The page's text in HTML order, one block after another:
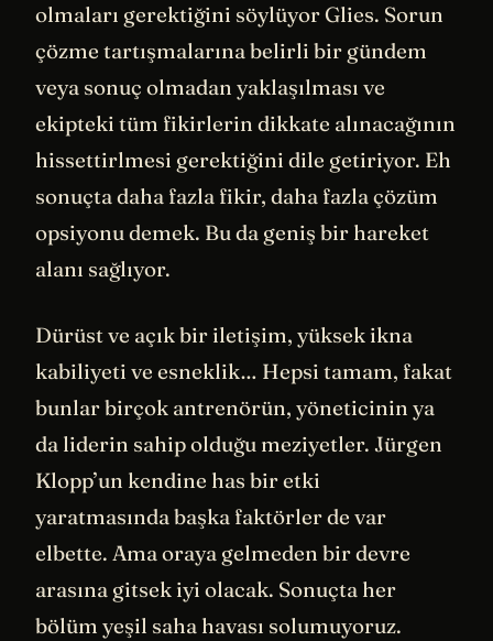
olmaları gerektiğini söylüyor Glies. Sorun
çözme tartışmalarına belirli bir gündem
veya sonuç olmadan yaklaşılması ve
ekipteki tüm fikirlerin dikkate alınacağının
hissettirlmesi gerektiğini dile getiriyor. Eh
sonuçta daha fazla fikir, daha fazla çözüm
opsiyonu demek. Bu da geniş bir hareket
alanı sağlıyor.
Dürüst ve açık bir iletişim, yüksek ikna
kabiliyeti ve esneklik… Hepsi tamam, fakat
bunlar birçok antrenörün, yöneticinin ya
da liderin sahip olduğu meziyetler. Jürgen
Klopp’un kendine has bir etki
yaratmasında başka faktörler de var
elbette. Ama oraya gelmeden bir devre
arasına gitsek iyi olacak. Sonuçta her
bölüm yeşil saha havası solumuyoruz.